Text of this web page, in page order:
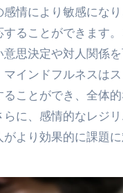
感情により敏感にな
することができます
意思決定や対人関係
マインドフルネスは
ることができ、全体
らに、感情的なレジ
がより効果的に課題